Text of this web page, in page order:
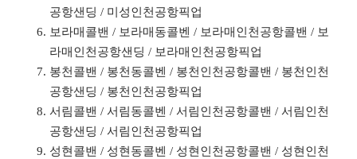
공항샌딩 / 미성인천공항픽업
보라매콜밴 / 보라매동콜벤 / 보라매인천공항콜밴 / 보
라매인천공항샌딩 / 보라매인천공항픽업
봉천콜밴 / 봉천동콜벤 / 봉천인천공항콜밴 / 봉천인천
공항샌딩 / 봉천인천공항픽업
서림콜밴 / 서림동콜벤 / 서림인천공항콜밴 / 서림인천
공항샌딩 / 서림인천공항픽업
성현콜밴 / 성현동콜벤 / 성현인천공항콜밴 / 성현인천